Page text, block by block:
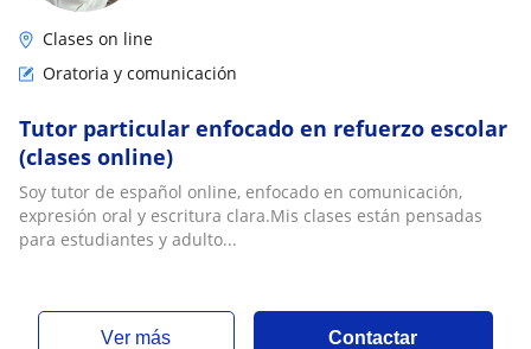
Clases on line
Oratoria y comunicación
Tutor particular enfocado en refuerzo escolar
(clases online)
Soy tutor de español online, enfocado en comunicación,
expresión oral y escritura clara.Mis clases están pensadas
para estudiantes y adulto...
ver más Contactar